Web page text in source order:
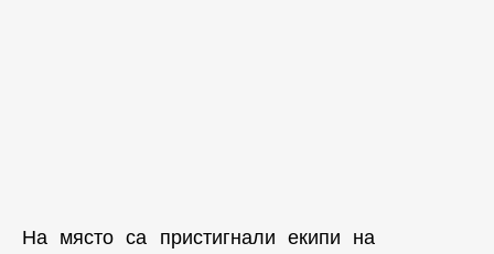
На място са пристигнали екипи на